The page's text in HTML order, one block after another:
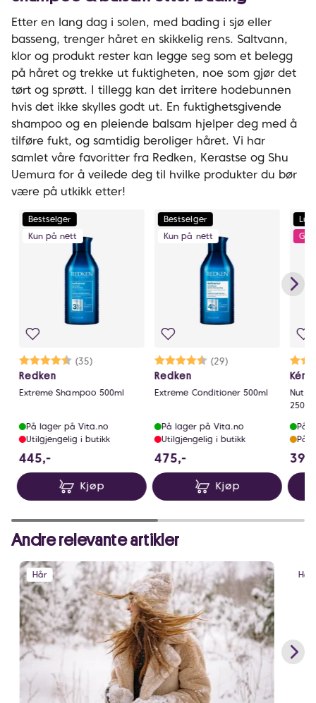
Etter en lang dag i solen, med bading i sjø eller
basseng, trenger håret en skikkelig rens. Saltvann,
klor og produkt rester kan legge seg som et belegg
på håret og trekke ut fuktigheten, noe som gjør det
tørt og sprøtt. I tillegg kan det irritere hodebunnen
hvis det ikke skylles godt ut. En fuktighetsgivende
shampoo og en pleiende balsam hjelper deg med å
tilføre fukt, og samtidig beroliger håret. Vi har
samlet våre favoritter fra Redken, Kerastse og Shu
Uemura for å veilede deg til hvilke produkter du bør
være på utkikk etter!
Bestselger
Kun på nett
Karakter:
(35)
4.8 av 5 mulige
Redken
Extreme Shampoo 500ml
På lager på Vita.no
Utilgjengelig i butikk
445,-445 NOK
Kjøp
Bestselger
Kun på nett
Karakter:
(29)
4.8 av 5 mulige
Redken
Extreme Conditioner 500ml
På lager på Vita.no
Utilgjengelig i butikk
475,-475 NOK
Kjøp
250ml
På
På
Andre relevante artikler
Hår Hår